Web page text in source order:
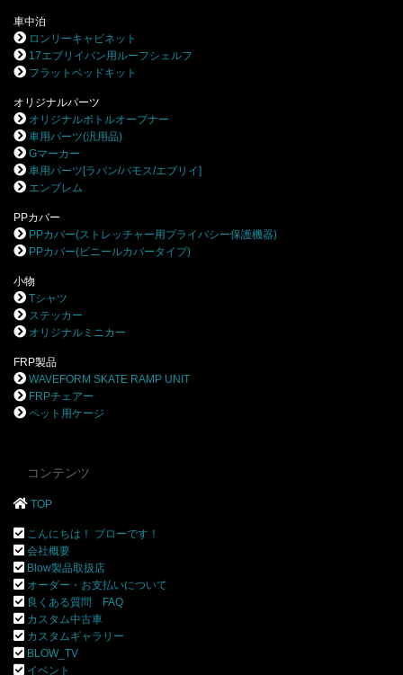
車中泊
ロンリーキャビネット
17エブリイバン用ルーフシェルフ
フラットベッドキット
オリジナルパーツ
オリジナルボトルオープナー
車用パーツ(汎用品)
Gマーカー
車用パーツ[ラパン/バモス/エブリイ]
エンブレム
PPカバー
PPカバー(ストレッチャー用プライバシー保護機器)
PPカバー(ビニールカバータイプ)
小物
Tシャツ
ステッカー
オリジナルミニカー
FRP製品
WAVEFORM SKATE RAMP UNIT
FRPチェアー
ペット用ケージ
コンテンツ
TOP
こんにちは！ ブローです！
会社概要
Blow製品取扱店
オーダー・お支払いについて
良くある質問 FAQ
カスタム中古車
カスタムギャラリー
BLOW_TV
イベント